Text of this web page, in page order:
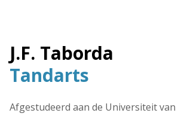
J.F. Taborda
Tandarts
Afgestudeerd aan de Universiteit van